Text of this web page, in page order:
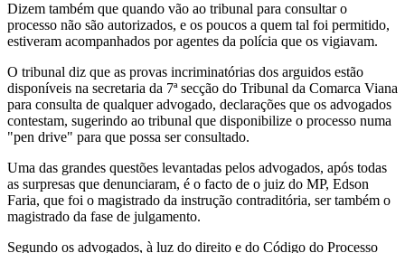
Dizem também que quando vão ao tribunal para consultar o
processo não são autorizados, e os poucos a quem tal foi permitido,
estiveram acompanhados por agentes da polícia que os vigiavam.
O tribunal diz que as provas incriminatórias dos arguidos estão
disponíveis na secretaria da 7ª secção do Tribunal da Comarca Viana
para consulta de qualquer advogado, declarações que os advogados
contestam, sugerindo ao tribunal que disponibilize o processo numa
"pen drive" para que possa ser consultado.
Uma das grandes questões levantadas pelos advogados, após todas
as surpresas que denunciaram, é o facto de o juiz do MP, Edson
Faria, que foi o magistrado da instrução contraditória, ser também o
magistrado da fase de julgamento.
Segundo os advogados, à luz do direito e do Código do Processo